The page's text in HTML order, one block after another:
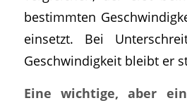
bestimmten
einsetzt. Bei
Geschwindigkeit bleibt er
Eine wichtige, aber